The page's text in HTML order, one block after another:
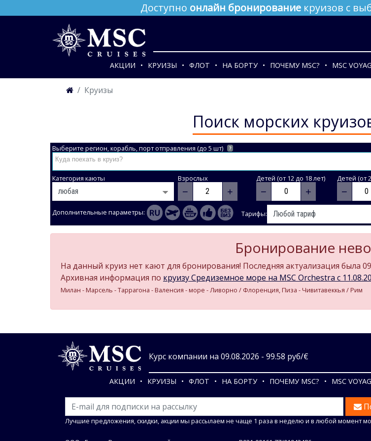
Доступно онлайн бронирование круизов с
АКЦИИ КРУИЗЫ ФЛОТ НА БОРТУ ПОЧЕМУ MSC? MSC
Круизы
Поиск морских
Выберите регион, корабль, порт отправления (до 5 шт) ?
Категория каюты Взрослых
− +
Детей (от 12 до 18 лет)
− +
Детей (от
−
Дополнительные параметры: Тарифы:
Бронирование
На данный круиз нет кают для бронирования! Последняя актуализация была
Архивная информация по круизу Средиземное море на MSC Orchestra c
Милан - Марсель - Таррагона - Валенсия - море - Ливорно / Флоренция, Пиза - Чивитавеккья / Рим
Курс компании на 09.08.2026 - 99.58 руб/€
АКЦИИ КРУИЗЫ ФЛОТ НА БОРТУ ПОЧЕМУ MSC? MSC
Лучшие предложения, скидки, акции мы рассылаем не чаще 1 раза в неделю и в любой момент